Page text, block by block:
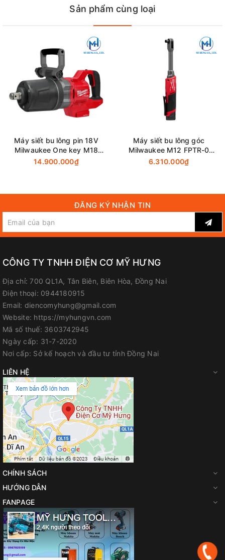
là một công cụ cầm tay đa năng, tiện lợi và hiệu
quả trong việc siết chặt các loại bu lông khác nhau. Với thiết kế
nhỏ gọn, tính năng đa dạng và hiệu suất cao, máy sẽ là một trợ
thủ đắc lực cho công việc của bạn. Hãy đầu tư ngay một chiếc
máy siết bu lông này để tiết kiệm thời gian và công sức trong
các công việc sửa chữa, lắp ráp và xây dựng.
Đại Lý Phân Phối Makita, Bosch Chính Hãng Tại Biên Hòa -
Công Ty TNHH Điện Cơ Mỹ Hưng
Facebook.com/diencomyhung
Website :myhungvn.com
Sản phẩm cùng loại
Máy siết bu lông pin 18V
Milwaukee One key M18
ONEFHIWF1DS-0C0 (chưa
14.900.000₫
Máy siết bu lông góc
Milwaukee M12 FPTR-0
(Chưa Pin & Sạc)
6.310.000₫
ĐĂNG KÝ NHẬN TIN
CÔNG TY TNHH ĐIỆN CƠ MỸ HƯNG
Địa chỉ: 700 QL1A, Tân Biên, Biên Hòa, Đồng Nai
Điện thoại: 0944180915
Email: diencomyhung@gmail.com
Website: https://myhungvn.com
Mã số thuế: 3603742945
Ngày cấp: 31-7-2020
Nơi cấp: Sở kế hoạch và đầu tư tỉnh Đồng Nai
LIÊN HỆ
CHÍNH SÁCH
HƯỚNG DẪN
FANPAGE